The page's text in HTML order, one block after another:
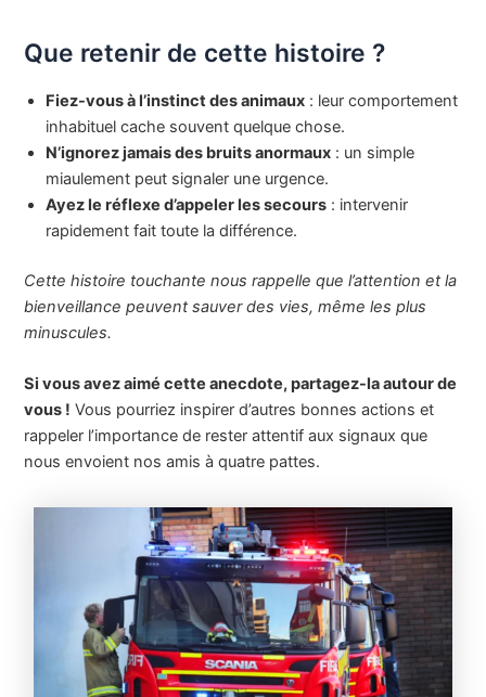
Que retenir de cette histoire ?
Fiez-vous à l’instinct des animaux : leur comportement
inhabituel cache souvent quelque chose.
N’ignorez jamais des bruits anormaux : un simple
miaulement peut signaler une urgence.
Ayez le réflexe d’appeler les secours : intervenir
rapidement fait toute la différence.
Cette histoire touchante nous rappelle que l’attention et la
bienveillance peuvent sauver des vies, même les plus
minuscules.
Si vous avez aimé cette anecdote, partagez-la autour de
vous ! Vous pourriez inspirer d’autres bonnes actions et
rappeler l’importance de rester attentif aux signaux que
nous envoient nos amis à quatre pattes.